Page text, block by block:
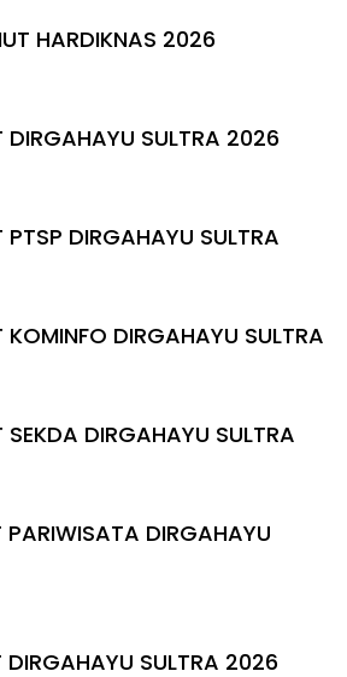
HARDIKNAS 2026
DIRGAHAYU SULTRA 2026
PTSP DIRGAHAYU SULTRA
KOMINFO DIRGAHAYU SULTRA
DIRGAHAYU SULTRA
PARIWISATA DIRGAHAYU
DIRGAHAYU SULTRA 2026